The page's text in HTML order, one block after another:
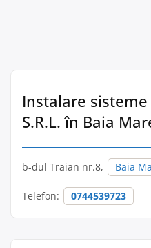
Instalare
S.R.L. în Baia
b-dul Traian nr.8, Baia
Telefon: 0744539723